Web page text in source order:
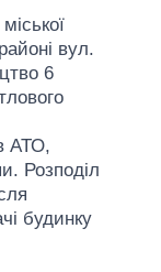
вул.
6
АТО,
Розподіл
будинку